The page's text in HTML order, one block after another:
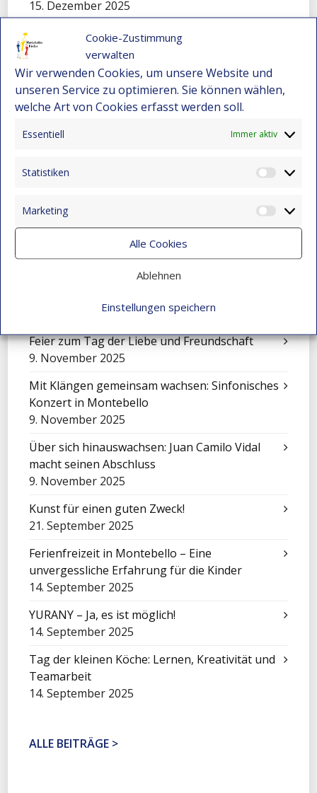
Cookie-Zustimmung
verwalten
Wir verwenden Cookies, um unsere Website und
unseren Service zu optimieren. Sie können wählen,
welche Art von Cookies erfasst werden soll.
Essentiell Immer aktiv
Statistiken
Marketing
Alle Cookies
Ablehnen
Einstellungen speichern
15. Dezember 2025
„El Petronito“: Feier der Kinder in der
Nachmittagsbetreuung
15. Dezember 2025
Eine Sinfonie, die Montebello verwandelte
15. Dezember 2025
Cali füllt sich mit Worten: Ein unvergessliches
15. Dezember 2025
Wo Gemeinschaft und Musik neue Wege
15. Dezember 2025
Eine Sinfonie der Kulturen: Mensajeros de
9. November 2025
Feier zum Tag der Liebe und Freundschaft
9. November 2025
Mit Klängen gemeinsam wachsen: Sinfonisches
Konzert in Montebello
9. November 2025
Über sich hinauswachsen: Juan Camilo Vidal
macht seinen Abschluss
9. November 2025
Kunst für einen guten Zweck!
21. September 2025
Ferienfreizeit in Montebello – Eine
unvergessliche Erfahrung für die Kinder
14. September 2025
YURANY – Ja, es ist möglich!
14. September 2025
Tag der kleinen Köche: Lernen, Kreativität und
Teamarbeit
14. September 2025
ALLE BEITRÄGE >